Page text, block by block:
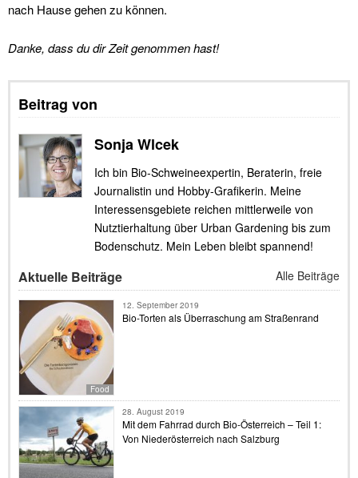
nach Hause gehen zu können.
Danke, dass du dir Zeit genommen hast!
Beitrag von
Sonja Wlcek
Ich bin Bio-Schweineexpertin, Beraterin, freie
Journalistin und Hobby-Grafikerin. Meine
Interessensgebiete reichen mittlerweile von
Nutztierhaltung über Urban Gardening bis zum
Bodenschutz. Mein Leben bleibt spannend!
Aktuelle Beiträge Alle Beiträge
Food
12. September 2019
Bio-Torten als Überraschung am Straßenrand
28. August 2019
Mit dem Fahrrad durch Bio-Österreich – Teil 1:
Von Niederösterreich nach Salzburg